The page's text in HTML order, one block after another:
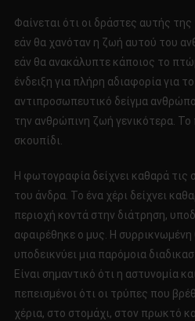
Φαίνεται ότι οι δράστες αυτής
εάν θα χανόταν η ζωή αυτού του
εάν θα ανακάλυπτε κάποιος το
ένδειξη για πλήρη αδιαφορία για
αντιπροσωπευτικό δείγμα
την ανθρώπινη ζωή γενικότερα.
σκουπίδι.
Η φωτογραφία δείχνει καθαρά τις
του άνδρα. Το ένα χέρι δείχνει
περιοχή κοντά στην διάτρηση,
αφαιρέθηκε ο μυς. Η
υποδεικνύει μια παρόμοια
Είναι σημαντικό ότι η αστυνομία
πεπεισμένοι ότι οι τρύπες που
χέρια, στο στομάχι, στον πρωκτό